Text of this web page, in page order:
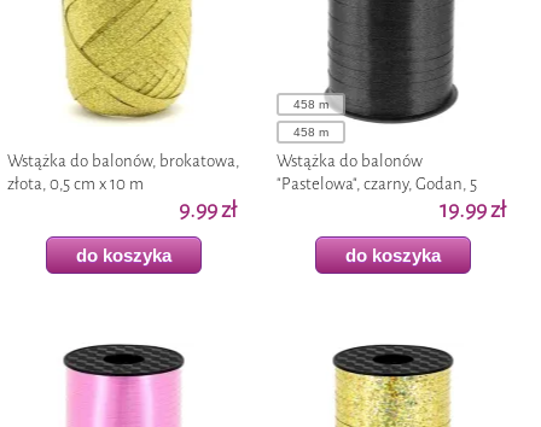
Wstążka do balonów, brokatowa,
złota, 0,5 cm x 10 m
9.99 zł
do koszyka
458 m
458 m
Wstążka do balonów
"Pastelowa", czarny, Godan, 5
19.99 zł
do koszyka